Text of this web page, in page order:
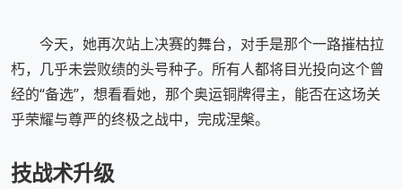
今天，她再次站上决赛的舞台，对手是那个一路摧枯拉
朽，几乎未尝败绩的头号种子。所有人都将目光投向这个曾
经的“备选”，想看看她，那个奥运铜牌得主，能否在这场关
乎荣耀与尊严的终极之战中，完成涅槃。
技战术升级